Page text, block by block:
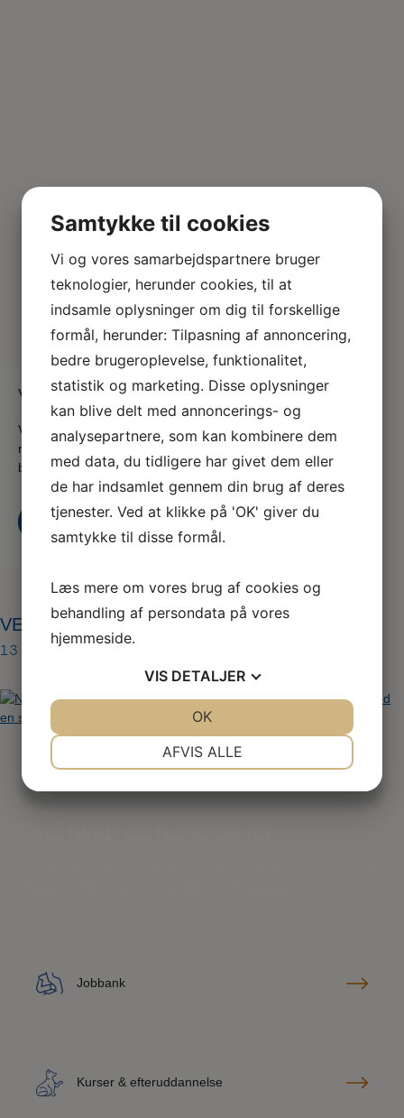
VET-03-dyreklinik
Vi er en del af serviceforbundet og er til for at hjælpe dig
når du er i tvivl, skal skal godt videre eller søger nyt,
både som din fagforening og A-kasse
Kontakt os Bliv medlem i dag
VET-03-dyreklinik
13. dec 2022
Jobbank
Kurser & efteruddannelse
Samtykke til cookies
Vi og vores samarbejdspartnere bruger
teknologier, herunder cookies, til at
indsamle oplysninger om dig til forskellige
formål, herunder: Tilpasning af annoncering,
bedre brugeroplevelse, funktionalitet,
statistik og marketing. Disse oplysninger
kan blive delt med annoncerings- og
analysepartnere, som kan kombinere dem
med data, du tidligere har givet dem eller
de har indsamlet gennem din brug af deres
tjenester. Ved at klikke på 'OK' giver du
samtykke til disse formål.
Læs mere om vores brug af cookies og
behandling af persondata på vores
hjemmeside.
VIS DETALJER
AFVIS ALLE
OK